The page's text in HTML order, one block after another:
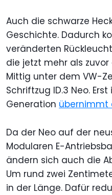
Auch die schwarze
Geschichte. Dadurch
veränderten
die jetzt mehr als
Mittig unter dem VW-
Schriftzug ID.3 Neo.
Generation übernimmt
Da der Neo auf der
Modularen E-
ändern sich auch die
Um rund zwei
in der Länge. Dafür